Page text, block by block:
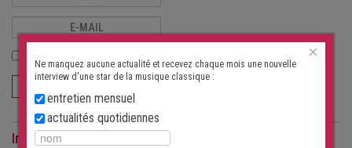
Interviews comme magazine
×
Ne manquez aucune actualité et recevez chaque mois une nouvelle
interview d'une star de la musique classique :
entretien mensuel
actualités quotidiennes